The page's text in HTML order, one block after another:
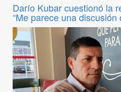
Darío Kubar cuestionó la
“Me parece una